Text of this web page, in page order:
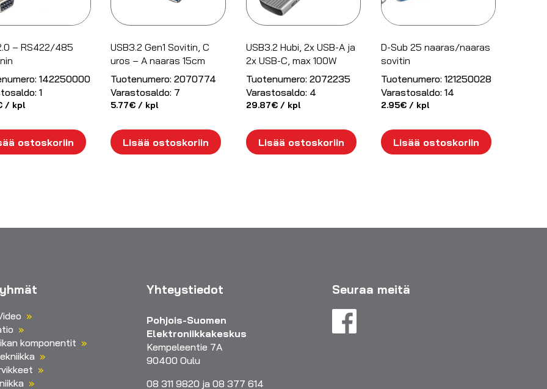
– RS422/485
142250000
1
/ kpl
ostoskoriin
USB3.2 Gen1 Sovitin, C
uros – A naaras 15cm
Tuotenumero: 2070774
Varastosaldo: 7
5.77€ / kpl
Lisää ostoskoriin
USB3.2 Hubi, 2x USB-A ja
2x USB-C, max 100W
Tuotenumero: 2072235
Varastosaldo: 4
29.87€/ kpl
Lisää ostoskoriin
D-Sub 25 naaras/naaras
sovitin
Tuotenumero: 121250028
Varastosaldo: 14
2.95€/ kpl
Lisää ostoskoriin
komponentit
Yhteystiedot
Pohjois-Suomen
Elektroniikkakeskus
Kempeleentie 7A
90400 Oulu
08 311 9820 ja 08 377 614
Seuraa meitä